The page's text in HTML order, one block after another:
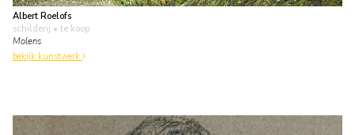
Albert Roelofs
schilderij • te koop
Molens
bekijk kunstwerk